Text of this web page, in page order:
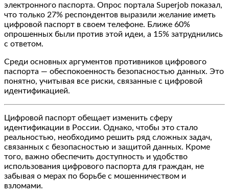
электронного паспорта. Опрос портала Superjob показал,
что только 27% респондентов выразили желание иметь
цифровой паспорт в своем телефоне. Ближе 60%
опрошенных были против этой идеи, а 15% затруднились
с ответом.
Среди основных аргументов противников цифрового
паспорта — обеспокоенность безопасностью данных. Это
понятно, учитывая все риски, связанные с цифровой
идентификацией.
Цифровой паспорт обещает изменить сферу
идентификации в России. Однако, чтобы это стало
реальностью, необходимо решить ряд сложных задач,
связанных с безопасностью и защитой данных. Кроме
того, важно обеспечить доступность и удобство
использования цифрового паспорта для граждан, не
забывая о мерах по борьбе с мошенничеством и
взломами.